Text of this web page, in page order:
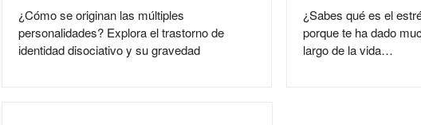
¿Cómo se originan las múltiples
personalidades? Explora el trastorno de
identidad disociativo y su gravedad
¿Sabes qué es el
porque te ha dado
largo de la vida…